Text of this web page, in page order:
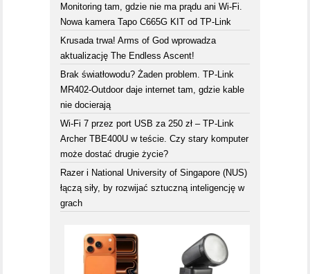
Monitoring tam, gdzie nie ma prądu ani Wi-Fi.
Nowa kamera Tapo C665G KIT od TP-Link
Krusada trwa! Arms of God wprowadza
aktualizację The Endless Ascent!
Brak światłowodu? Żaden problem. TP-Link
MR402-Outdoor daje internet tam, gdzie kable
nie docierają
Wi-Fi 7 przez port USB za 250 zł – TP-Link
Archer TBE400U w teście. Czy stary komputer
może dostać drugie życie?
Razer i National University of Singapore (NUS)
łączą siły, by rozwijać sztuczną inteligencję w
grach